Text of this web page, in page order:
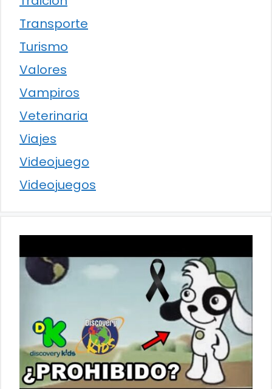
Transporte
Turismo
Valores
Vampiros
Veterinaria
Viajes
Videojuego
Videojuegos